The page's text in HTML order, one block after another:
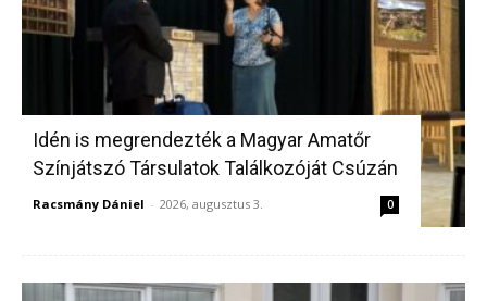
Idén is megrendezték a Magyar Amatőr
Színjátszó Társulatok Találkozóját Csúzán
Racsmány Dániel - 2026, augusztus 3. 0